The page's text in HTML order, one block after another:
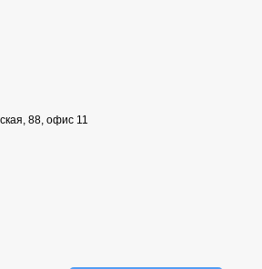
88, офис 11